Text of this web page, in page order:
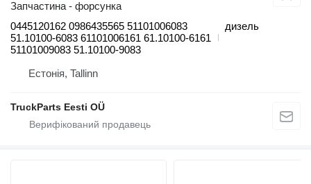
Запчастина - форсунка
0445120162 0986435565 51101006083
51.10100-6083 61101006161 61.10100-6161
51101009083 51.10100-9083
дизель
Естонія, Tallinn
TruckParts Eesti OÜ